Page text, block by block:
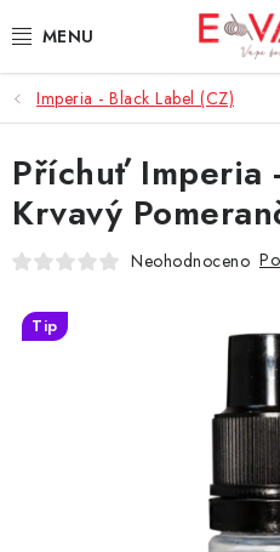
na
3D TISK
TIPY ZA DOBROU CENU
AROMATA A PŘÍCHUTĚ
DÁRKOVÉ VOUCHERY
Imperia - Black Label (CZ)
Příchuť Imperia
Krvavý
Neohodnoceno
Tip